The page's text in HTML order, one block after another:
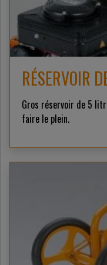
RÉSERVOIR
Gros réservoir de 5
faire le plein.